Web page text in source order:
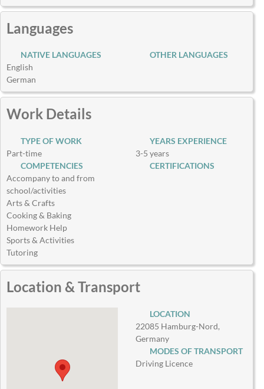
Languages
NATIVE LANGUAGES
English
German
OTHER LANGUAGES
Work Details
TYPE OF WORK
Part-time
YEARS EXPERIENCE
3-5 years
COMPETENCIES
Accompany to and from
school/activities
Arts & Crafts
Cooking & Baking
Homework Help
Sports & Activities
Tutoring
CERTIFICATIONS
Location & Transport
LOCATION
22085 Hamburg-Nord,
Germany
MODES OF TRANSPORT
Driving Licence